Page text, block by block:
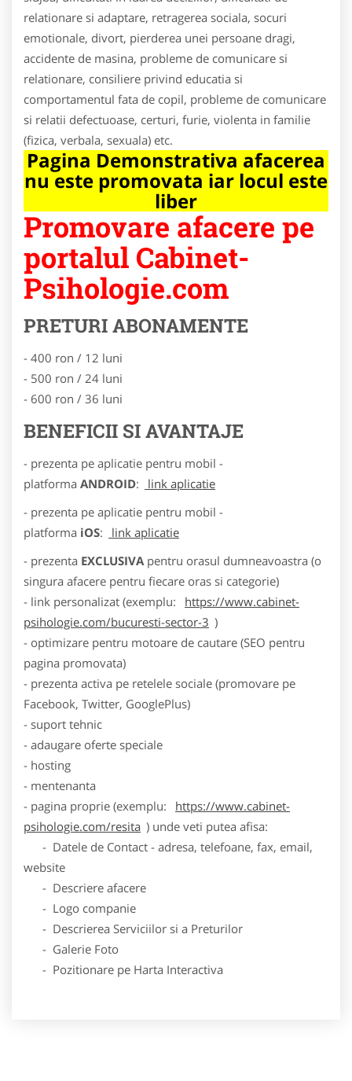
relationare si adaptare, retragerea sociala, socuri
emotionale, divort, pierderea unei persoane dragi,
accidente de masina, probleme de comunicare si
relationare, consiliere privind educatia si
comportamentul fata de copil, probleme de comunicare
si relatii defectuoase, certuri, furie, violenta in familie
(fizica, verbala, sexuala) etc.
Pagina Demonstrativa afacerea
nu este promovata iar locul este
liber
Promovare afacere pe
portalul Cabinet-
Psihologie.com
PRETURI ABONAMENTE
- 400 ron / 12 luni
- 500 ron / 24 luni
- 600 ron / 36 luni
BENEFICII SI AVANTAJE
- prezenta pe aplicatie pentru mobil -
platforma ANDROID:
link aplicatie
- prezenta pe aplicatie pentru mobil -
platforma iOS:
link aplicatie
- prezenta EXCLUSIVA pentru orasul dumneavoastra (o
singura afacere pentru fiecare oras si categorie)
- link personalizat (exemplu:
https://www.cabinet-
psihologie.com/bucuresti-sector-3 )
- optimizare pentru motoare de cautare (SEO pentru
pagina promovata)
- prezenta activa pe retelele sociale (promovare pe
Facebook, Twitter, GooglePlus)
- suport tehnic
- adaugare oferte speciale
- hosting
- mentenanta
- pagina proprie (exemplu:
https://www.cabinet-
psihologie.com/resita ) unde veti putea afisa:
- Datele de Contact - adresa, telefoane, fax, email,
website
- Descriere afacere
- Logo companie
- Descrierea Serviciilor si a Preturilor
- Galerie Foto
- Pozitionare pe Harta Interactiva